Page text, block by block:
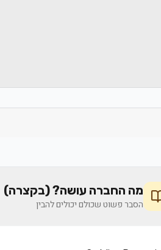
מה החברה עושה? (בקצרה)
הסבר פשוט שכולם יכולים להבין